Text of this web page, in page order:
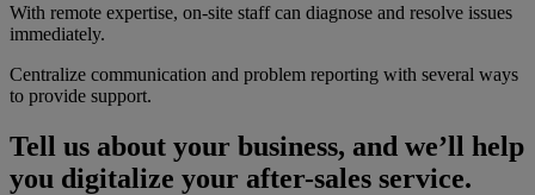
With remote expertise, on-site staff can diagnose and resolve issues
immediately.
Centralize communication and problem reporting with several ways
to provide support.
Tell us about your business, and we’ll help
you digitalize your after-sales service.